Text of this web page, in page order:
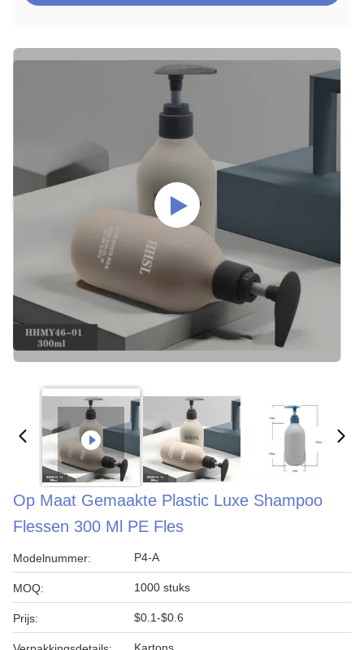
Op Maat Gemaakte Plastic Luxe Shampoo
Flessen 300 Ml PE Fles
Modelnummer: P4-A
MOQ: 1000 stuks
Prijs: $0.1-$0.6